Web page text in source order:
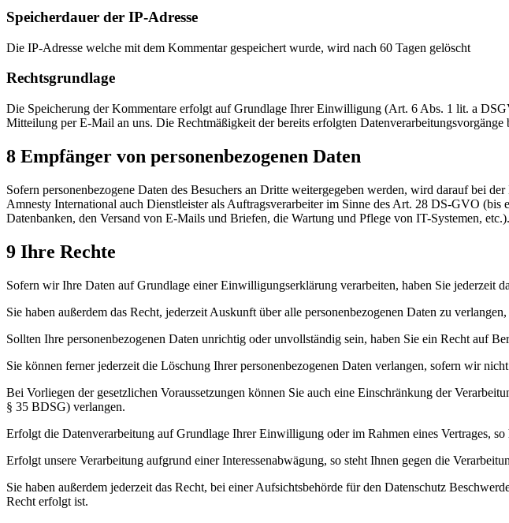
Speicherdauer der IP-Adresse
Die IP-Adresse welche mit dem Kommentar gespeichert wurde, wird nach 60 Tagen gelöscht
Rechtsgrundlage
Die Speicherung der Kommentare erfolgt auf Grundlage Ihrer Einwilligung (Art. 6 Abs. 1 lit. a
Mitteilung per E-Mail an uns. Die Rechtmäßigkeit der bereits erfolgten
8 Empfänger von personenbezogenen Daten
Sofern personenbezogene Daten des Besuchers an Dritte weitergegeben werden, wird darauf bei
Amnesty International auch Dienstleister als Auftragsverarbeiter im Sinne des Art. 28 DS-GVO
Datenbanken, den Versand von E-Mails und Briefen, die Wartung und Pflege von IT-Systemen, etc.).
9 Ihre Rechte
Sofern wir Ihre Daten auf Grundlage einer Einwilligungserklärung verarbeiten, haben Sie
Sie haben außerdem das Recht, jederzeit Auskunft über alle personenbezogenen Daten zu
Sollten Ihre personenbezogenen Daten unrichtig oder unvollständig sein, haben Sie ein Recht auf
Sie können ferner jederzeit die Löschung Ihrer personenbezogenen Daten verlangen, sofern wir
Bei Vorliegen der gesetzlichen Voraussetzungen können Sie auch eine Einschränkung der
§ 35 BDSG) verlangen.
Erfolgt die Datenverarbeitung auf Grundlage Ihrer Einwilligung oder im Rahmen eines Vertrages,
Erfolgt unsere Verarbeitung aufgrund einer Interessenabwägung, so steht Ihnen gegen die
Sie haben außerdem jederzeit das Recht, bei einer Aufsichtsbehörde für den Datenschutz
Recht erfolgt ist.